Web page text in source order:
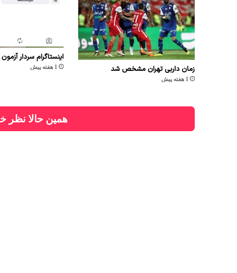
زمان داربی تهران مشخص شد
1 هفته پیش
اینستاگرام سردار
1 هفته پیش
همین حالا نظر